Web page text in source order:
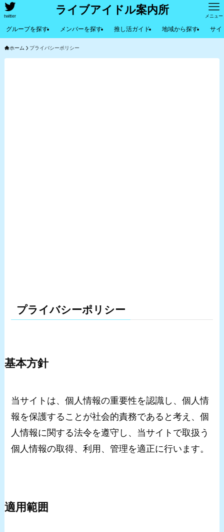
ライブアイドル案内所
twitter メニュー
グループを探す メンバーを探す 推し活ガイド 地域から探す サイ
ホーム プライバシーポリシー
プライバシーポリシー
基本方針
当サイトは、個人情報の重要性を認識し、個人情
報を保護することが社会的責務であると考え、個
人情報に関する法令を遵守し、当サイトで取扱う
個人情報の取得、利用、管理を適正に行います。
適用範囲